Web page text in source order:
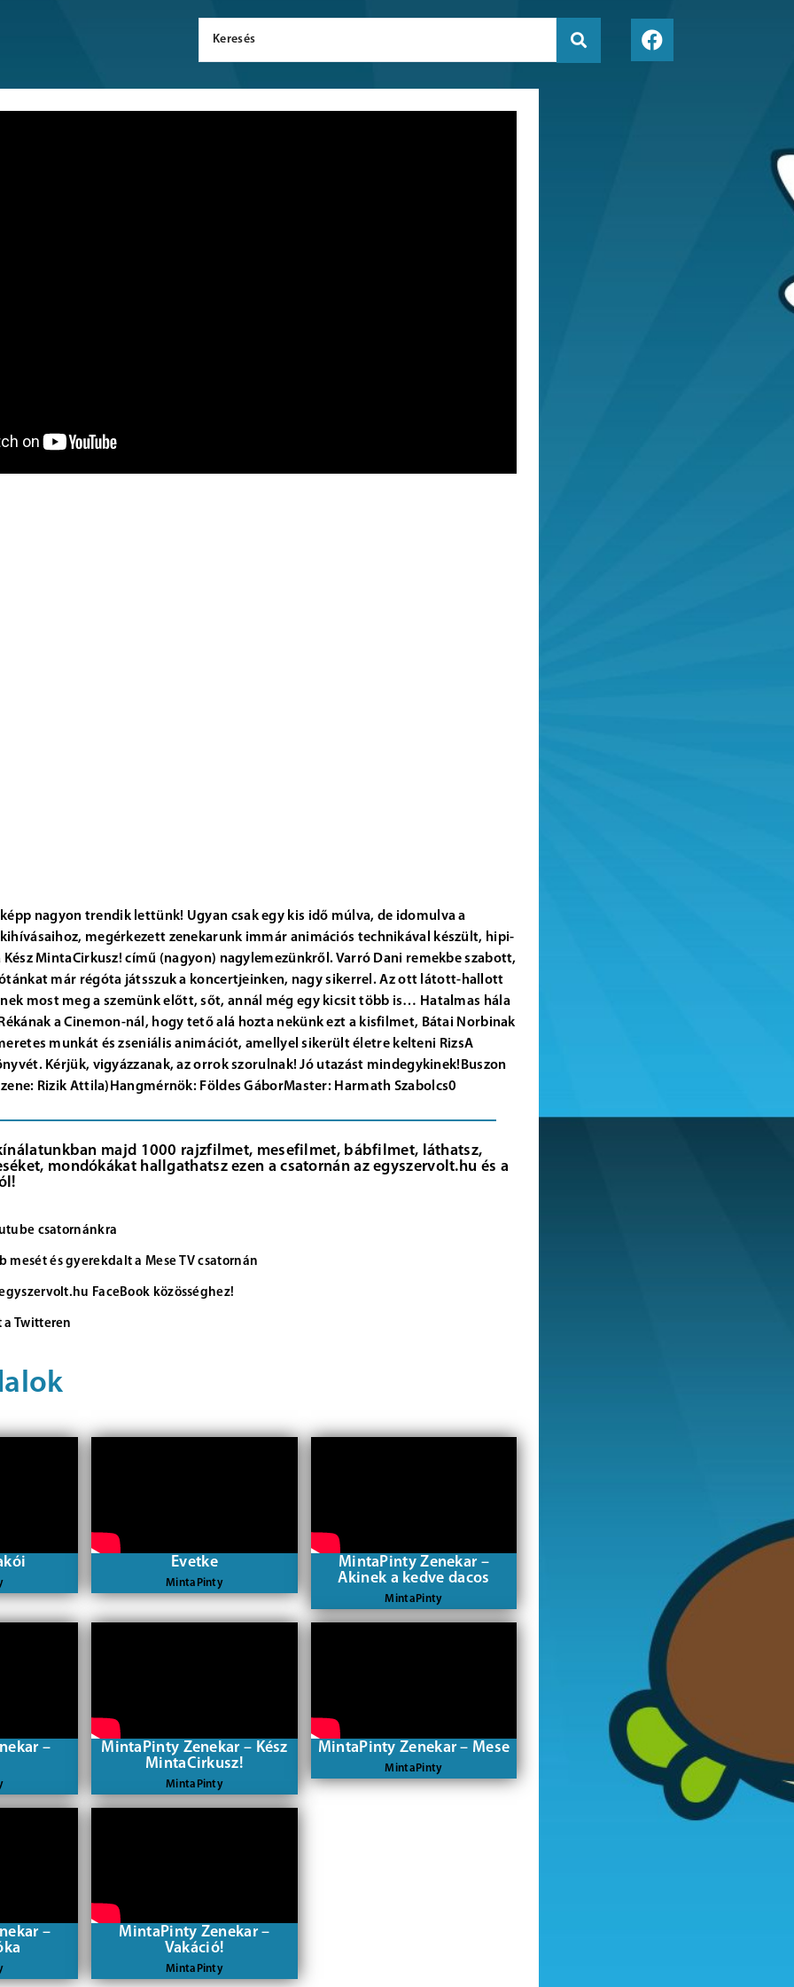
nagyon trendik lettünk! Ugyan csak egy kis idő múlva, de idomulva a
megérkezett zenekarunk immár animációs technikával készült, hipi-
MintaCirkusz! című (nagyon) nagylemezünkről. Varró Dani remekbe szabott,
már régóta játsszuk a koncertjeinken, nagy sikerrel. Az ott látott-hallott
most meg a szemünk előtt, sőt, annál még egy kicsit több is… Hatalmas hála
a Cinemon-nál, hogy tető alá hozta nekünk ezt a kisfilmet, Bátai Norbinak
munkát és zseniális animációt, amellyel sikerült életre kelteni RizsA
Kérjük, vigyázzanak, az orrok szorulnak! Jó utazást mindegykinek!Buszon
Rizik Attila)Hangmérnök: Földes GáborMaster: Harmath Szabolcs0
majd 1000 rajzfilmet, mesefilmet, bábfilmet, láthatsz,
mondókákat hallgathatsz ezen a csatornán az egyszervolt.hu és a
csatornánkra
mesét és gyerekdalt a Mese TV csatornán
FaceBook közösséghez!
a Twitteren
Evetke
MintaPinty
MintaPinty Zenekar –
Akinek a kedve dacos
MintaPinty
–
MintaPinty Zenekar – Kész
MintaCirkusz!
MintaPinty
MintaPinty Zenekar – Mese
MintaPinty
–
MintaPinty Zenekar –
Vakáció!
MintaPinty